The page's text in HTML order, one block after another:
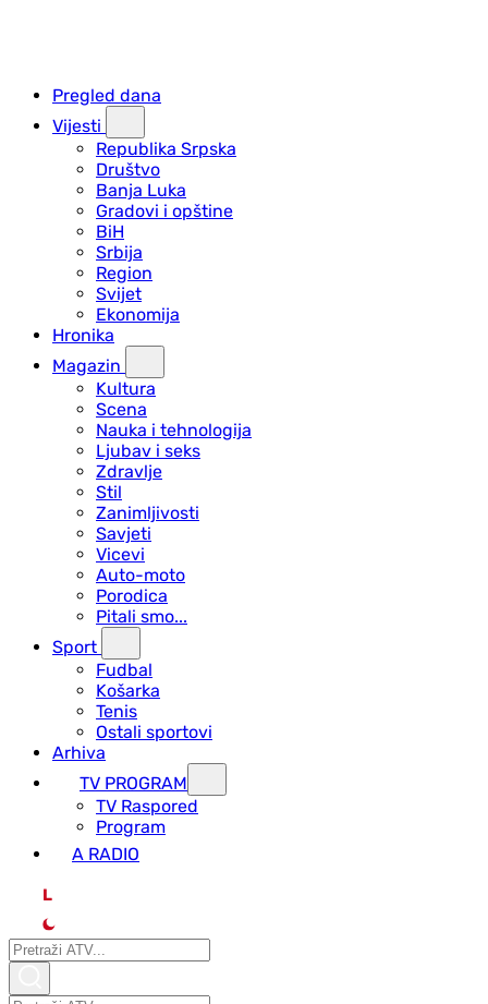
Pregled dana
Vijesti
Republika Srpska
Društvo
Banja Luka
Gradovi i opštine
BiH
Srbija
Region
Svijet
Ekonomija
Hronika
Magazin
Kultura
Scena
Nauka i tehnologija
Ljubav i seks
Zdravlje
Stil
Zanimljivosti
Savjeti
Vicevi
Auto-moto
Porodica
Pitali smo...
Sport
Fudbal
Košarka
Tenis
Ostali sportovi
Arhiva
TV PROGRAM
ТV Raspored
Program
A RADIO
L